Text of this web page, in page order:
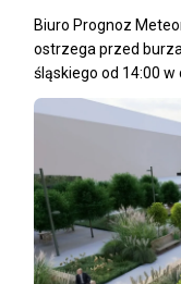
Biuro Prognoz
ostrzega przed
śląskiego od 14:00 w